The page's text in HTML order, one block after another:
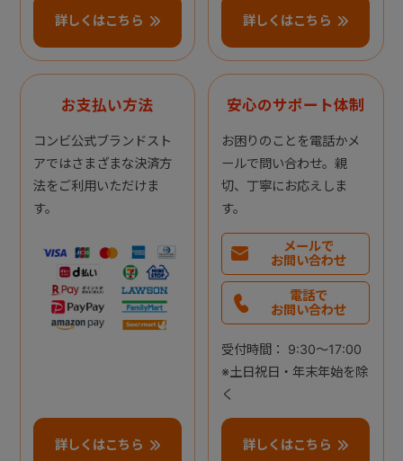
詳しくはこちら 詳しくはこちら
お支払い方法
コンビ公式ブランドスト
アではさまざまな決済方
法をご利用いただけま
す。
詳しくはこちら
安心のサポート体制
お困りのことを電話かメ
ールで問い合わせ。親
切、丁寧にお応えしま
す。
メールで
お問い合わせ
電話で
お問い合わせ
受付時間： 9:30～17:00
※土日祝日・年末年始を除
く
詳しくはこちら